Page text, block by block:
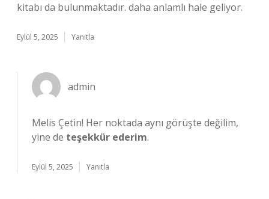
kitabı da bulunmaktadır. daha anlamlı hale geliyor.
Eylül 5, 2025 Yanıtla
admin
Melis Çetin! Her noktada aynı görüşte değilim,
yine de teşekkür ederim.
Eylül 5, 2025 Yanıtla